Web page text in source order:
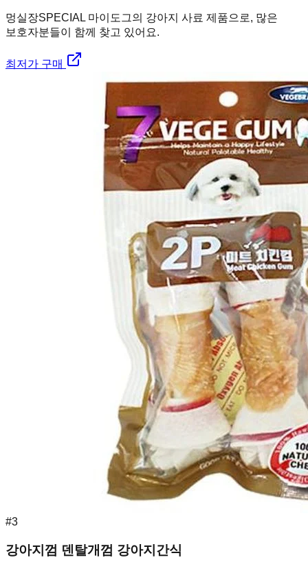
멍실장SPECIAL 마이도그의 강아지 사료 제품으로, 많은
보호자분들이 함께 찾고 있어요.
최저가 구매
#3
강아지껌 덴탈개껌 강아지간식